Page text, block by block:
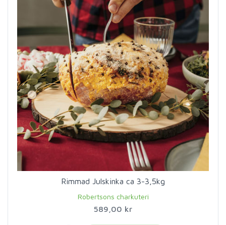
Rimmad Julskinka ca 3-3,5kg
Robertsons charkuteri
589,00 kr